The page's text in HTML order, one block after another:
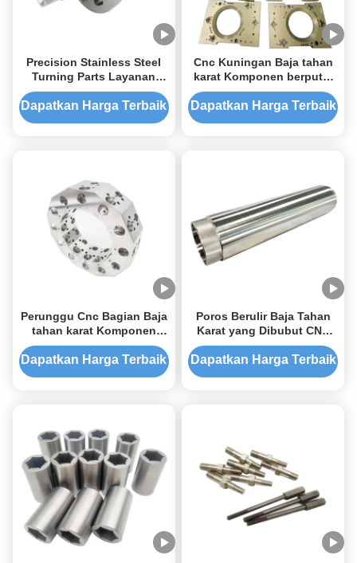
Precision Stainless Steel
Turning Parts Layanan
Mesin CNC dengan proses
deburring
Dapatkan Harga Terbaik
Cnc Kuningan Baja tahan
karat Komponen berputar
Bagian penggilingan
Bagian pemesinan
Dapatkan Harga Terbaik
Perunggu Cnc Bagian Baja
tahan karat Komponen
berputar Logam presisi
Dapatkan Harga Terbaik
Poros Berulir Baja Tahan
Karat yang Dibubut CNC
Presisi | Produsen Suku
Cadang Putar Baja Tahan
Dapatkan Harga Terbaik